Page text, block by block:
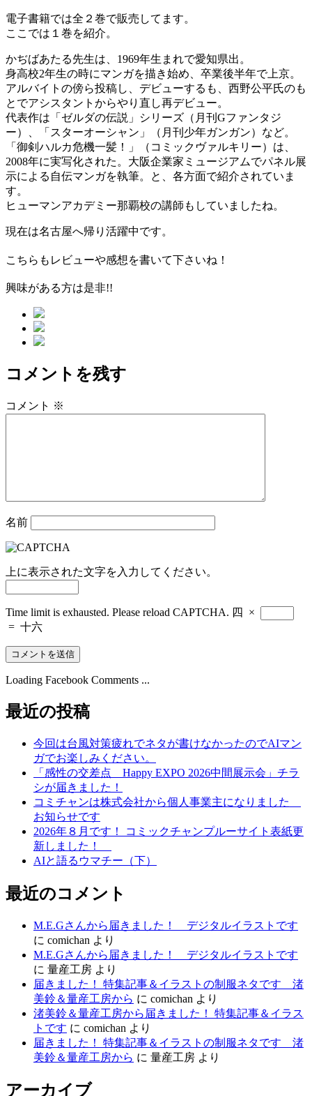
電子書籍では全２巻で販売してます。
ここでは１巻を紹介。
かぢばあたる先生は、1969年生まれで愛知県出。
身高校2年生の時にマンガを描き始め、卒業後半年で上京。
アルバイトの傍ら投稿し、デビューするも、西野公平氏のも
とでアシスタントからやり直し再デビュー。
代表作は「ゼルダの伝説」シリーズ（月刊Gファンタジ
ー）、「スターオーシャン」（月刊少年ガンガン）など。
「御剣ハルカ危機一髪！」（コミックヴァルキリー）は、
2008年に実写化された。大阪企業家ミュージアムでパネル展
示による自伝マンガを執筆。と、各方面で紹介されていま
す。
ヒューマンアカデミー那覇校の講師もしていましたね。
現在は名古屋へ帰り活躍中です。
こちらもレビューや感想を書いて下さいね！
興味がある方は是非!!
コメントを残す
コメント ※
名前
上に表示された文字を入力してください。
Time limit is exhausted. Please reload CAPTCHA. 四
×
= 十六
Loading Facebook Comments ...
最近の投稿
今回は台風対策疲れでネタが書けなかったのでAIマン
ガでお楽しみください。
「感性の交差点 Happy EXPO 2026中間展示会」チラ
シが届きました！
コミチャンは株式会社から個人事業主になりました
お知らせです
2026年８月です！ コミックチャンプルーサイト表紙更
新しました！
AIと語るウマチー（下）
最近のコメント
M.E.Gさんから届きました！ デジタルイラストです
に comichan より
M.E.Gさんから届きました！ デジタルイラストです
に 量産工房 より
届きました！ 特集記事＆イラストの制服ネタです 渚
美鈴＆量産工房から に comichan より
渚美鈴＆量産工房から届きました！ 特集記事＆イラス
トです に comichan より
届きました！ 特集記事＆イラストの制服ネタです 渚
美鈴＆量産工房から に 量産工房 より
アーカイブ